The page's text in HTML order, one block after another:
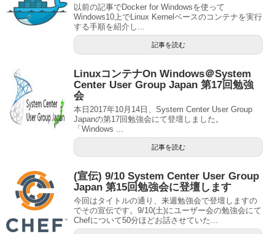
以前の記事でDocker for Windowsを使って
Windows10上でLinux Kernelベースのコンテナを実行
する手順を紹介し...
記事を読む
LinuxコンテナOn Windows＠System
Center User Group Japan 第17回勉強
会
本日2017年10月14日、System Center User Group
Japanの第17回勉強会にて登壇しました。
「Windows ...
記事を読む
(宣伝) 9/10 System Center User Group
Japan 第15回勉強会に登壇します
今回はタイトルの通り、来週勉強会で登壇しますの
でその宣伝です。9/10(土)にユーザー会の勉強会にて
Chefについて50分ほどお話させていた...